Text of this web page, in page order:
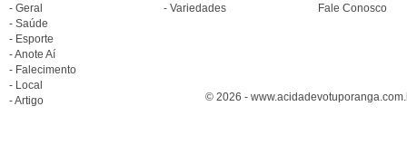
- Geral
- Saúde
- Esporte
- Anote Aí
- Falecimento
- Local
- Artigo
- Variedades
Fale Conosco
© 2026 -